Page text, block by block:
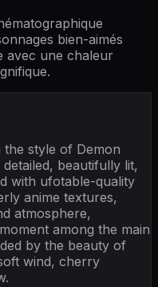
bien-aimés
avec une chaleur
the style of Demon
beautifully lit,
with ufotable-quality
anime textures,
atmosphere,
among the main
by the beauty of
wind, cherry